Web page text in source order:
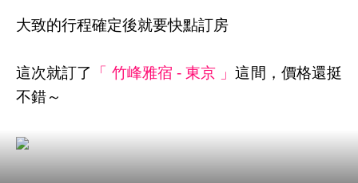
大致的行程確定後就要快點訂房
這次就訂了 「 竹峰雅宿 - 東京 」這間，價格還挺
不錯～